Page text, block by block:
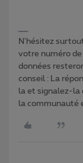
N'hésitez
votre numéro de
données
conseil : La
la et signalez-la
la communauté